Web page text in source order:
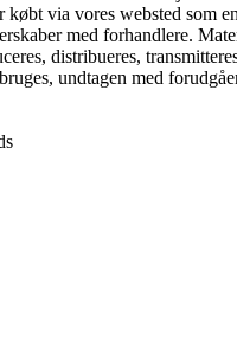
købt via vores websted som
med forhandlere.
distribueres,
undtagen med